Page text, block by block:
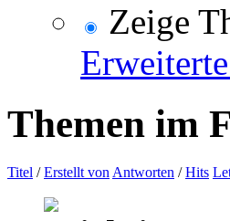
Zeige
Themen im
Titel /Erstellt von Antworten /Hits